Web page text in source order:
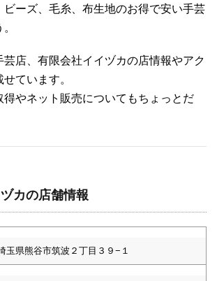
ビーズ、毛糸、布生地のお得で安い手芸
店、有限会社イイヅカの店情報やアク
ています。
得やネット販売についてもちょっとだ
カの店舗情報
玉県熊谷市筑波２丁目３９−１